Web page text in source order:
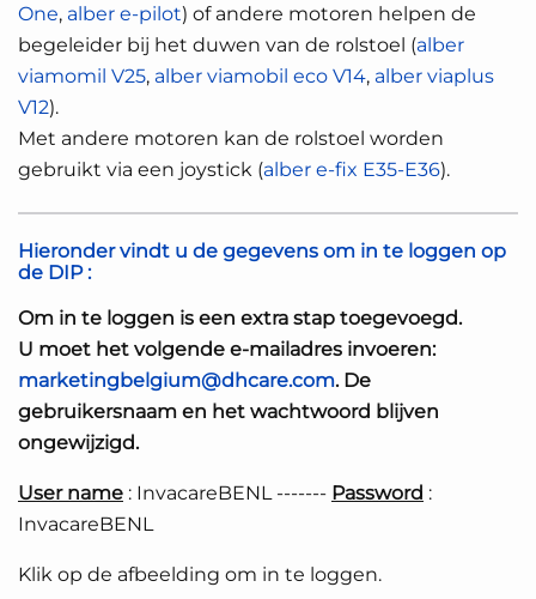
One, alber e-pilot) of andere motoren helpen de
begeleider bij het duwen van de rolstoel (alber
viamomil V25, alber viamobil eco V14, alber viaplus
V12).
Met andere motoren kan de rolstoel worden
gebruikt via een joystick (alber e-fix E35-E36).
Hieronder vindt u de gegevens om in te loggen op
de DIP :
Om in te loggen is een extra stap toegevoegd.
U moet het volgende e-mailadres invoeren:
marketingbelgium@dhcare.com. De
gebruikersnaam en het wachtwoord blijven
ongewijzigd.
User name : InvacareBENL ------- Password :
InvacareBENL
Klik op de afbeelding om in te loggen.